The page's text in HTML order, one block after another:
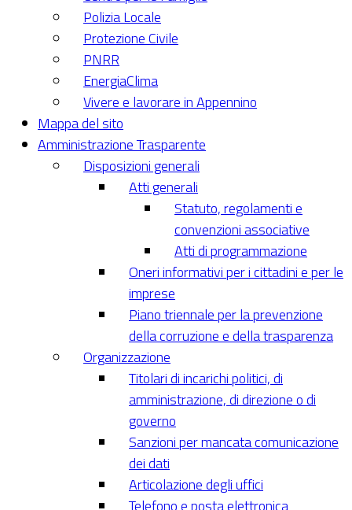
Polizia Locale
Protezione Civile
PNRR
EnergiaClima
Vivere e lavorare in Appennino
Mappa del sito
Amministrazione Trasparente
Disposizioni generali
Atti generali
Statuto, regolamenti e
convenzioni associative
Atti di programmazione
Oneri informativi per i cittadini e per le
imprese
Piano triennale per la prevenzione
della corruzione e della trasparenza
Organizzazione
Titolari di incarichi politici, di
amministrazione, di direzione o di
governo
Sanzioni per mancata comunicazione
dei dati
Articolazione degli uffici
Telefono e posta elettronica